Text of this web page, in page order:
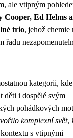
ale vtipným
Cooper, Ed Helms a
trio, jehož chemie
řadu
kategorii, kde
děti i dospělé svým
pohádkových
komplexní svět,
s vtipnými